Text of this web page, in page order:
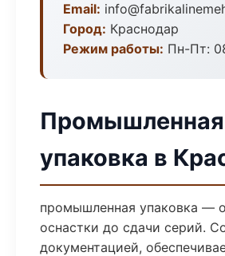
Email:
Город: Краснодар
Режим работы: Пн-Пт:
Промышленная
упаковка в
промышленная упаковка —
оснастки до сдачи серий.
документацией,